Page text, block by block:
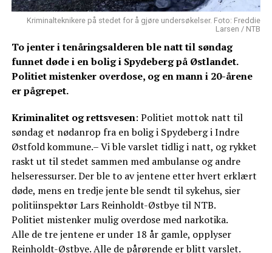
Kriminalteknikere på stedet for å gjøre undersøkelser. Foto: Freddie
Larsen / NTB
To jenter i tenåringsalderen ble natt til søndag
funnet døde i en bolig i Spydeberg på Østlandet.
Politiet mistenker overdose, og en mann i 20-årene
er pågrepet.
Kriminalitet og rettsvesen: Politiet mottok natt til
søndag et nødanrop fra en bolig i Spydeberg i Indre
Østfold kommune.– Vi ble varslet tidlig i natt, og rykket
raskt ut til stedet sammen med ambulanse og andre
helseressurser. Der ble to av jentene etter hvert erklært
døde, mens en tredje jente ble sendt til sykehus, sier
politiinspektør Lars Reinholdt-Østbye til NTB.
Politiet mistenker mulig overdose med narkotika.
Alle de tre jentene er under 18 år gamle, opplyser
Reinholdt-Østbye. Alle de pårørende er blitt varslet.